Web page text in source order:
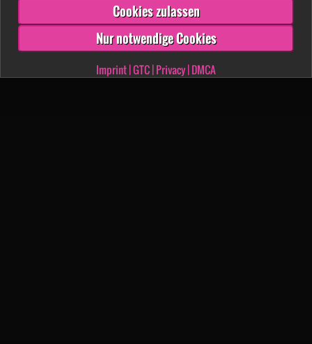
Cookies zulassen
Nur notwendige Cookies
Imprint|GTC|Privacy|DMCA